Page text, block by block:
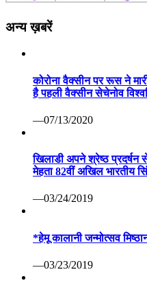
अन्य ख़बरें
कोरोना वैक्सीन पर रूस ने
है पहली वैक्सीन सेचेनोव
—07/13/2020
खिलाडी अपने श्रेष्ठ प्रदर्षन
मेहता 82वीं अखिल भारतीय
—03/24/2019
*हेमू कालानी जन्मोत्सव
—03/23/2019